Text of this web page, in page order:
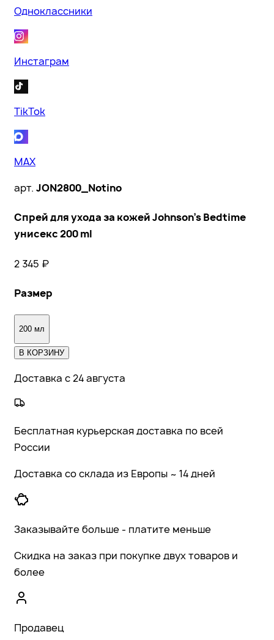
Одноклассники
Инстаграм
TikTok
MAX
арт. JON2800_Notino
Спрей для ухода за кожей Johnson's Bedtime
унисекс 200 ml
2 345 ₽
Размер
200 мл
В КОРЗИНУ
Доставка с 24 августа
Бесплатная курьерская доставка по всей
России
Доставка со склада из Европы ~ 14 дней
Заказывайте больше - платите меньше
Скидка на заказ при покупке двух товаров и
более
Продавец